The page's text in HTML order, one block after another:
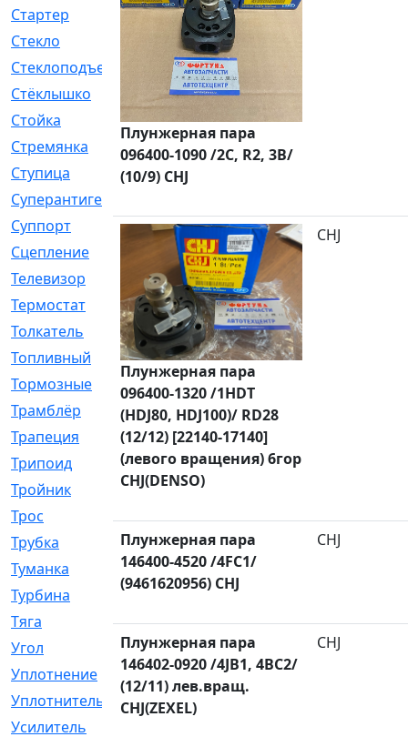
Стартер
[176]
Стекло
[11]
Стеклоподъемник
[12]
Стёклышко
[20]
Стойка
[969]
Стремянка
[46]
Ступица
[775]
Суперантигель
Суппорт
[198]
Сцепление
[1]
Телевизор
[13]
Термостат
[323]
Толкатель
[4]
Топливный
[5]
Тормозные
[57]
Трамблёр
[54]
Трапеция
[2]
Трипоид
[16]
Тройник
[1]
Трос
[500]
Трубка
[39]
Туманка
[77]
Турбина
[69]
Тяга
[1264]
Угол
[2]
Уплотнение
[22]
Уплотнитель
[13]
Усилитель
Плунжерная пара
096400-1090 /2C, R2, 3B/
(10/9) CHJ
Плунжерная пара
096400-1320 /1HDT
(HDJ80, HDJ100)/ RD28
(12/12) [22140-17140]
(левого вращения) 6гор
CHJ(DENSO)
CHJ
Плунжерная пара
146400-4520 /4FC1/
(9461620956) CHJ
CHJ
Плунжерная пара
146402-0920 /4JB1, 4BC2/
(12/11) лев.вращ.
CHJ(ZEXEL)
CHJ